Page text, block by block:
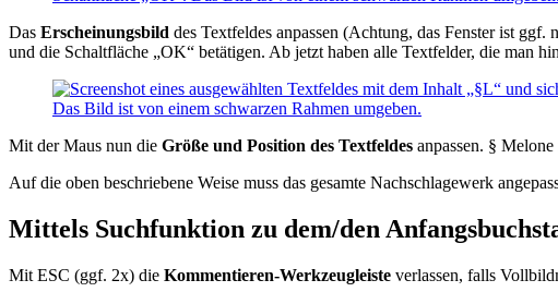
Das Erscheinungsbild des Textfeldes anpassen (Achtung, das Fenster ist
und die Schaltfläche „OK“ betätigen. Ab jetzt haben alle Textfelder, die man
Mit der Maus nun die Größe und Position des Textfeldes anpassen. §
Auf die oben beschriebene Weise muss das gesamte Nachschlagewerk
Mittels Suchfunktion zu dem/den
Mit ESC (ggf. 2x) die Kommentieren-Werkzeugleiste verlassen, falls